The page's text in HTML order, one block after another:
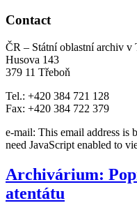
Contact
ČR – Státní oblastní archiv v
Husova 143
379 11 Třeboň
Tel.: +420 384 721 128
Fax: +420 384 722 379
e-mail: This email address is
need JavaScript enabled to
Archivárium:
atentátu